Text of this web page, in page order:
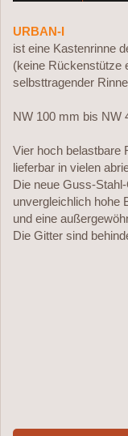
URBAN-I
ist eine Kastenrinne
(keine Rückenstütze
selbsttragender
NW 100 mm bis NW
Vier hoch belastbare
lieferbar in vielen
Die neue Guss-
unvergleichlich hohe
und eine
Die Gitter sind